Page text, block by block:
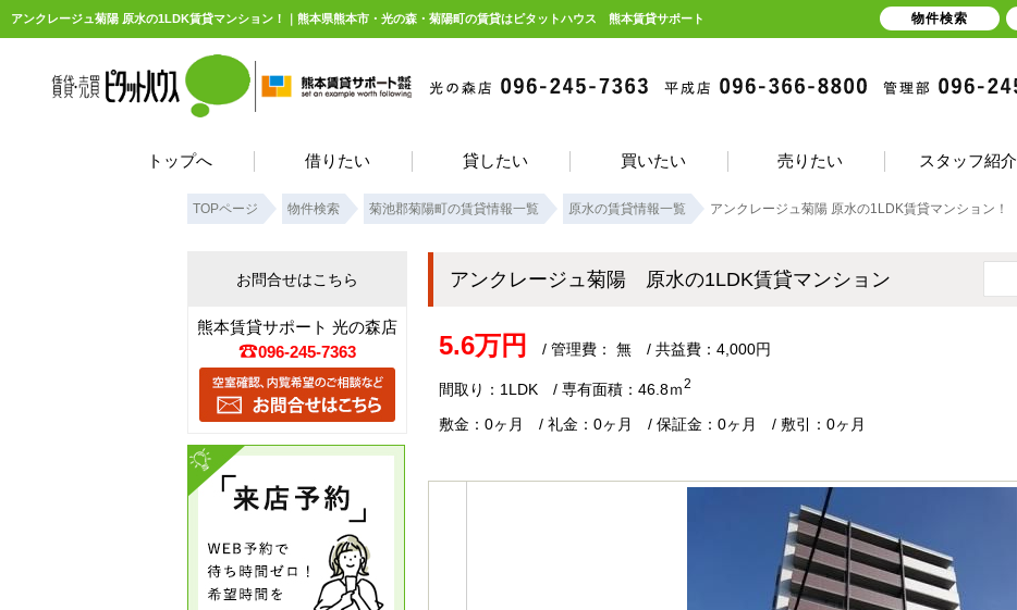
アンクレージュ菊陽 原水の1LDK賃貸マンション！｜熊本県熊本市・光の森・菊陽町の賃貸はピタットハウス 熊本賃貸サポート
トップへ 借りたい 貸したい 買いたい 売りたい スタッフ紹介
TOPページ 物件検索 菊池郡菊陽町の賃貸情報一覧 原水の賃貸情報一覧 アンクレージュ菊陽 原水の1LDK賃貸マンション！
アンクレージュ菊陽 原水の1LDK賃貸マンション
5.6万円 / 管理費： 無 / 共益費：4,000円
間取り：1LDK / 専有面積：46.8ｍ2
敷金：0ヶ月 / 礼金：0ヶ月 / 保証金：0ヶ月 / 敷引：0ヶ月
お問合せはこちら
熊本賃貸サポート 光の森店
096-245-7363
物件検索